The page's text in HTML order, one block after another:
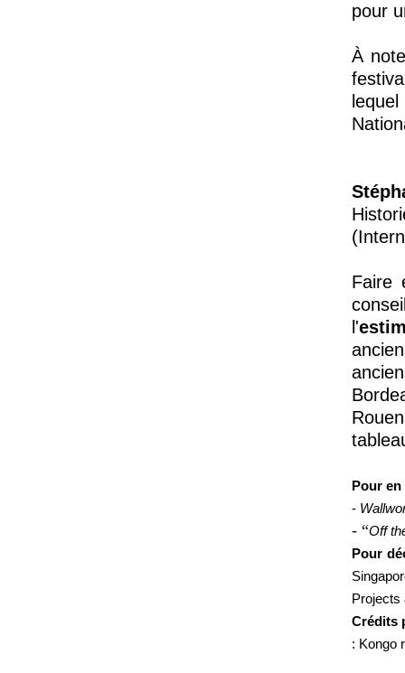
pour
À
Faire
l'
Pour
-
- “Off
Pour
Projects
Crédits
: Kongo